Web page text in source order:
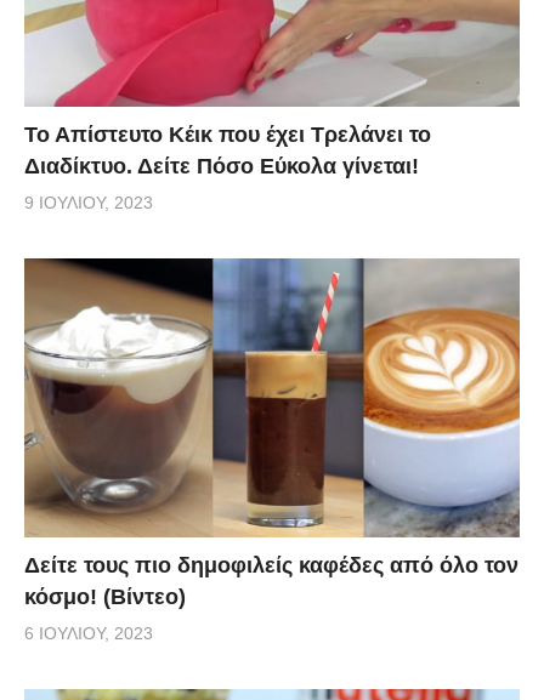
Το Απίστευτο Κέικ που έχει Τρελάνει το
Διαδίκτυο. Δείτε Πόσο Εύκολα γίνεται!
9 ΙΟΥΛΊΟΥ, 2023
Δείτε τους πιο δημοφιλείς καφέδες από όλο τον
κόσμο! (Βίντεο)
6 ΙΟΥΛΊΟΥ, 2023